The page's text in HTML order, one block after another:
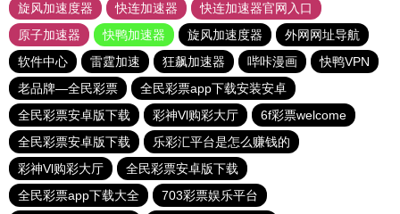
旋风加速度器
快连加速器
快连加速器官网入口
原子加速器
快鸭加速器 旋风加速度器
外网网址导航
软件中心
雷霆加速 狂飙加速器 哔咔漫画
快鸭VPN
老品牌—全民彩票
全民彩票app下载安装安卓
全民彩票安卓版下载
彩神Vl购彩大厅
6f彩票welcome
全民彩票安卓版下载
乐彩汇平台是怎么赚钱的
彩神Vl购彩大厅
全民彩票安卓版下载
全民彩票app下载大全
703彩票娱乐平台